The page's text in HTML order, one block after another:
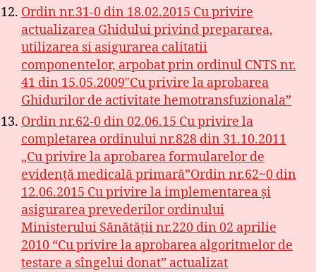
Ordin nr.31-0 din 18.02.2015 Cu privire
actualizarea Ghidului privind prepararea,
utilizarea si asigurarea calitatii
componentelor, arpobat prin ordinul CNTS nr.
41 din 15.05.2009″Cu privire la aprobarea
Ghidurilor de activitate hemotransfuzionala”
Ordin nr.62-0 din 02.06.15 Cu privire la
completarea ordinului nr.828 din 31.10.2011
„Cu privire la aprobarea formularelor de
evidență medicală primară”Ordin nr.62~0 din
12.06.2015 Cu privire la implementarea și
asigurarea prevederilor ordinului
Ministerului Sănătății nr.220 din 02 aprilie
2010 “Cu privire la aprobarea algoritmelor de
testare a sîngelui donat” actualizat